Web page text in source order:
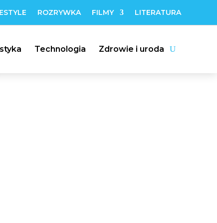
ROZRYWKA FILMY LITERATURA
Technologia Zdrowie i uroda